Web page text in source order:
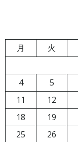
月
火
4
5
11
12
18
19
25
26